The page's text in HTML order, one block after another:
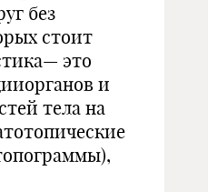
без
стоит
это
и
тела на